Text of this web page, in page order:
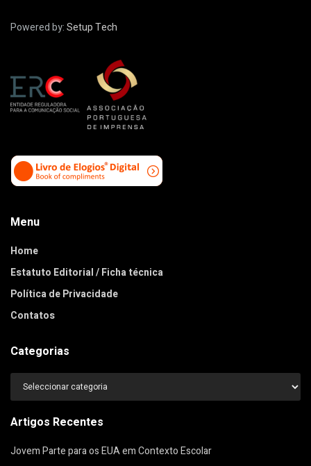
Powered by:Setup Tech
Menu
Home
Estatuto Editorial / Ficha técnica
Política de Privacidade
Contatos
Categorias
Categorias
Artigos Recentes
Jovem Parte para os EUA em Contexto Escolar